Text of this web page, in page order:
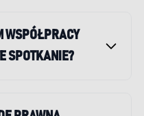
WSPÓŁPRACY
SPOTKANIE?